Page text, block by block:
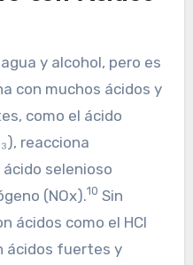
y alcohol, pero es
con muchos ácidos y
como el ácido
reacciona
selenioso
(NOx).10 Sin
ácidos como el HCl
ácidos fuertes y